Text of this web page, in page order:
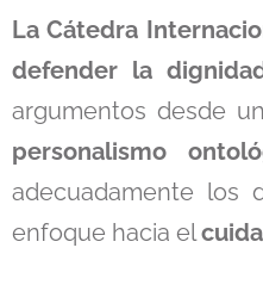
La Cátedra
defender la
argumentos desde
personalismo
adecuadamente los
enfoque hacia el